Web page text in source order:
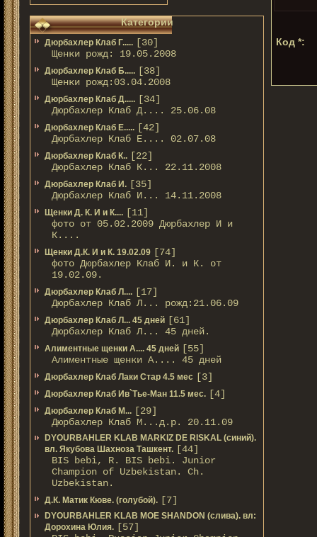
Категории
Дюрбахлер Клаб Г..... [30]
Щенки рожд: 19.05.2008
Дюрбахлер Клаб Б..... [38]
Щенки рожд:03.04.2008
Дюрбахлер Клаб Д..... [34]
Дюрбахлер Клаб Д.... 25.06.08
Дюрбахлер Клаб Е..... [42]
Дюрбахлер Клаб Е.... 02.07.08
Дюрбахлер Клаб К.. [22]
Дюрбахлер Клаб К... 22.11.2008
Дюрбахлер Клаб И. [35]
Дюрбахлер Клаб И... 14.11.2008
Щенки Д. К. И и К.... [11]
фото от 05.02.2009 Дюрбахлер И и
К....
Щенки Д.К. И и К. 19.02.09 [74]
фото Дюрбахлер Клаб И. и К. от
19.02.09.
Дюрбахлер Клаб Л.... [17]
Дюрбахлер Клаб Л... рожд:21.06.09
Дюрбахлер Клаб Л... 45 дней [61]
Дюрбахлер Клаб Л... 45 дней.
Алиментные щенки А.... 45 дней [55]
Алиментные щенки А.... 45 дней
Дюрбахлер Клаб Лаки Стар 4.5 мес [3]
Дюрбахлер Клаб Ив`Тье-Ман 11.5 мес. [4]
Дюрбахлер Клаб М... [29]
Дюрбахлер Клаб М...д.р. 20.11.09
DYOURBAHLER KLAB MARKIZ DE RISKAL (синий).
вл. Якубова Шахноза Ташкент. [44]
BIS bebi, R. BIS bebi. Junior
Champion of Uzbekistan. Ch.
Uzbekistan.
Д.К. Матик Кюве. (голубой). [7]
DYOURBAHLER KLAB MOE SHANDON (слива). вл:
Дорохина Юлия. [57]
Код *: